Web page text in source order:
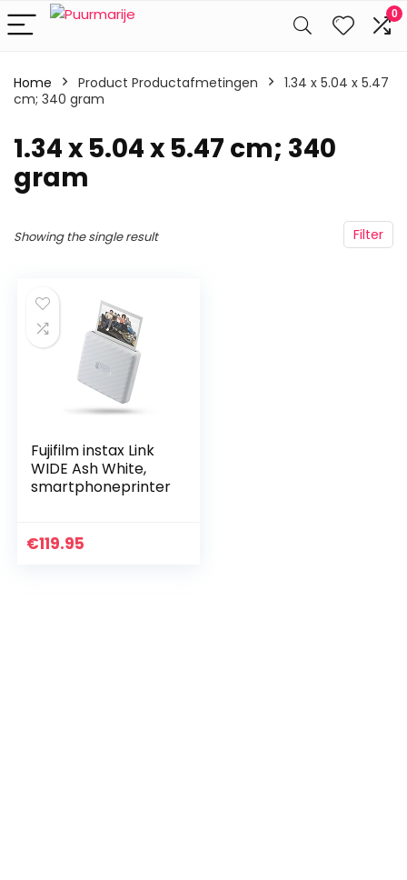
0
Home Product Productafmetingen
‎1.34 x 5.04 x 5.47
cm; 340 gram
‎1.34 x 5.04 x 5.47 cm; 340
gram
Filter
Showing the single result
Fujifilm instax Link
WIDE Ash White,
smartphoneprinter
€119.95